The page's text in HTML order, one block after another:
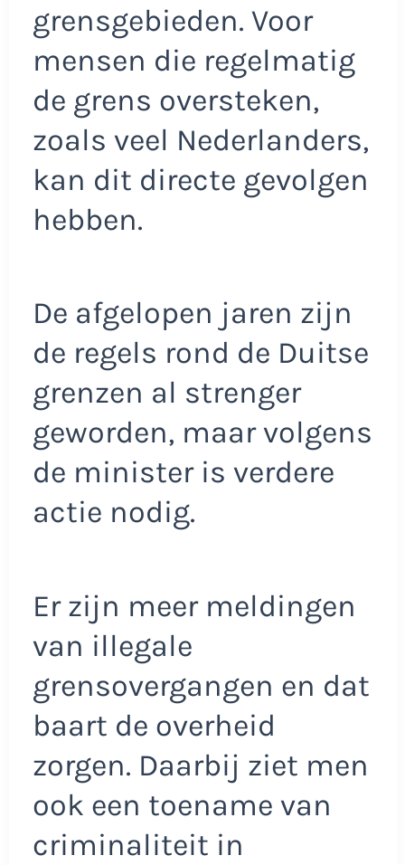
grensgebieden. Voor
mensen die regelmatig
de grens oversteken,
zoals veel Nederlanders,
kan dit directe gevolgen
hebben.
De afgelopen jaren zijn
de regels rond de Duitse
grenzen al strenger
geworden, maar volgens
de minister is verdere
actie nodig.
Er zijn meer meldingen
van illegale
grensovergangen en dat
baart de overheid
zorgen. Daarbij ziet men
ook een toename van
criminaliteit in